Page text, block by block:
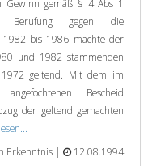
Gewinn gemäß § 4 Abs 1
gegen die
1982 bis 1986 machte der
und 1982 stammenden
geltend. Mit dem im
Bescheid
der geltend gemachten
Erkenntnis | 12.08.1994